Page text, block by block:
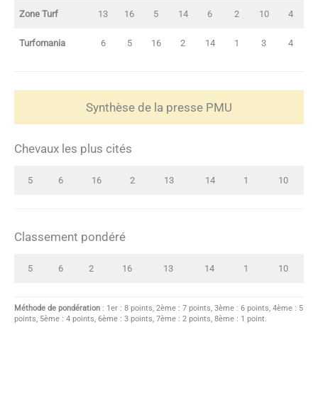
Zone Turf 13 16 5 14 6 2 10 4
Turfomania 6 5 16 2 14 1 3 4
Synthèse de la presse PMU
Chevaux les plus cités
5 6 16 2 13 14 1 10
Classement pondéré
5 6 2 16 13 14 1 10
Méthode de pondération : 1er : 8 points, 2ème : 7 points, 3ème : 6 points, 4ème : 5
points, 5ème : 4 points, 6ème : 3 points, 7ème : 2 points, 8ème : 1 point.